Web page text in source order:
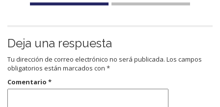
Deja una respuesta
Tu dirección de correo electrónico no será publicada. Los campos
obligatorios están marcados con *
Comentario *